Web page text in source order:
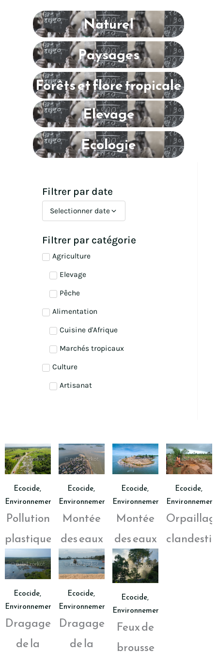
Naturel
Paysages
Forêts et flore tropicale
Elevage
Ecologie
Filtrer par date
Selectionner date
Filtrer par catégorie
Agriculture
Elevage
Pêche
Alimentation
Cuisine d'Afrique
Marchés tropicaux
Culture
Artisanat
Commerce
Industrie
Environnement
Ecocide
Forêts et flore tropicale
Paysages
Infrastructure
BTP
Energie
Route et transports
Ecocide,
Environnement
Pollution
plastique
Ecocide,
Environnement
Montée
des eaux
Ecocide,
Environnement
Montée
des eaux
Ecocide,
Environnement
Ecocide,
Environnement
Dragage
de la
Ecocide,
Environnement
Dragage
de la
Ecocide,
Environnement
Feux de
brousse